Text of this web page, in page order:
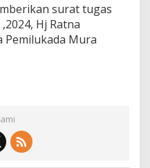
surat tugas
Hj Ratna
Pemilukada Mura